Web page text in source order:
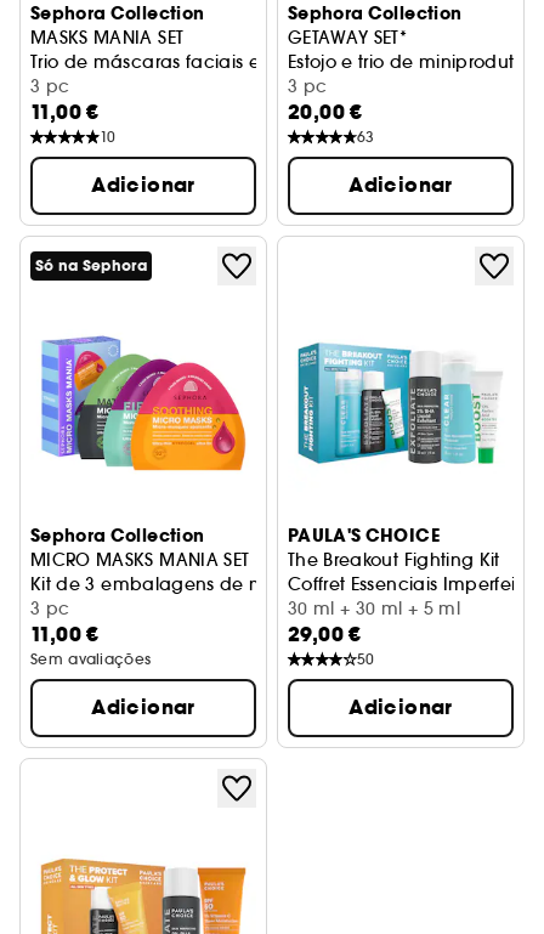
Sephora Collection
MASKS MANIA SET
Trio de máscaras faciais em tecido
3 pc
11,00 €
10
Adicionar
Sephora Collection
GETAWAY SET*
Estojo e trio de
3 pc
20,00 €
63
Adicionar
Só na Sephora
Sephora Collection
MICRO MASKS MANIA SET
Kit de 3 embalagens de micromáscaras
3 pc
11,00 €
Sem avaliações
Adicionar
PAULA'S CHOICE
The Breakout Fighting Kit
Coffret Essenciais
30 ml + 30 ml + 5 ml
29,00 €
50
Adicionar